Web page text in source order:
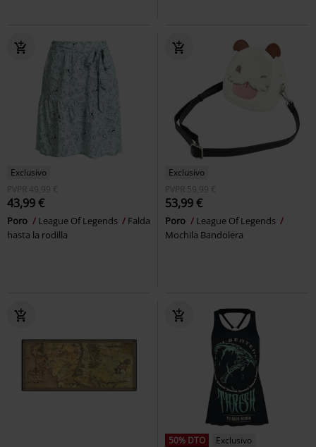
Exclusivo
PVPR 49,99 €
43,99 €
Poro League Of Legends
Falda
hasta la rodilla
Exclusivo
PVPR
59,99 €
53,99 €
Poro
League Of Legends
Mochila Bandolera
50% DTO
Exclusivo